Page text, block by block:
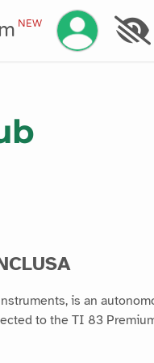
NEW Gestisci il tuo
is an
to the TI 83